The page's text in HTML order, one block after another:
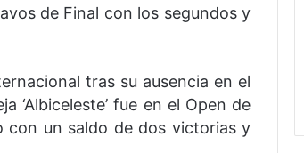
de Final con los segundos y
tras su ausencia en el
‘Albiceleste’ fue en el Open de
con un saldo de dos victorias y